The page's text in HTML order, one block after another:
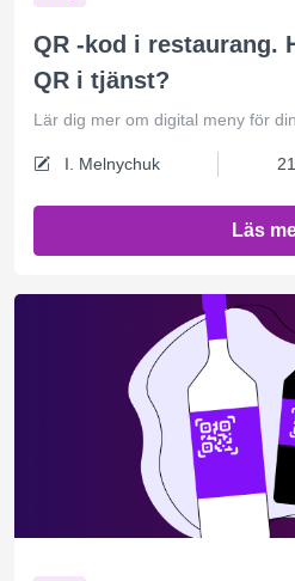
QR -kod i restaurang.
QR i tjänst?
Lär dig mer om digital meny för
I. Melnychuk
Läs